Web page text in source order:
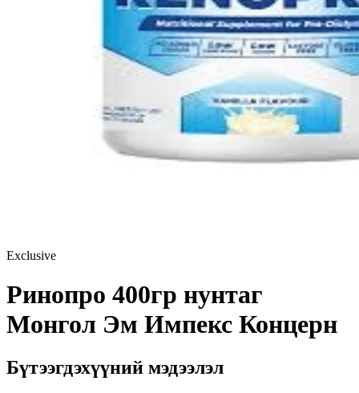
Exclusive
Ринопро 400гр нунтаг
Монгол Эм Импекс Концерн
Бүтээгдэхүүний мэдээлэл